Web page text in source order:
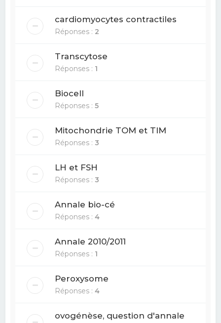
cardiomyocytes contractiles
Réponses : 2
Transcytose
Réponses : 1
Biocell
Réponses :5
Mitochondrie TOM et TIM
Réponses :3
LH et FSH
Réponses :3
Annale bio-cé
Réponses :4
Annale 2010/2011
Réponses : 1
Peroxysome
Réponses :4
ovogénèse, question d'annale